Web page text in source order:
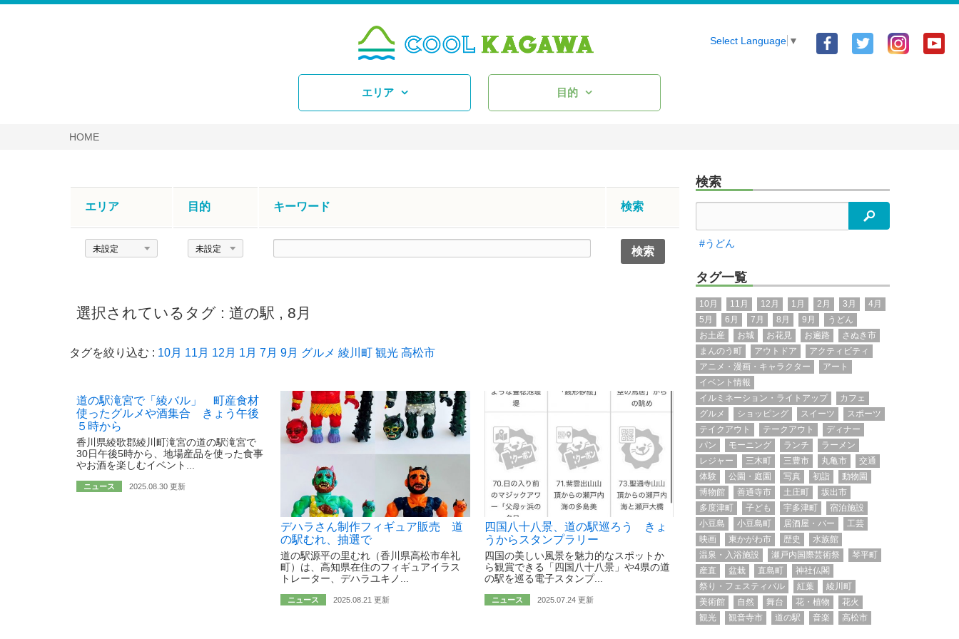
Facebook
Twitter
Select Language ▼
エリア 目的
HOME
エリア 目的 キーワード 検索
エ
目
ド
選択されているタグ : 道の駅 , 8月
タグを絞り込む : 10月 11月 12月 1月 7月 9月 グルメ 綾川町 観光 高松市
道の駅滝宮で「綾バル」 町産食材
使ったグルメや酒集合 きょう午後
５時から
香川県綾歌郡綾川町滝宮の道の駅滝宮で
30日午後5時から、地場産品を使った食事
やお酒を楽しむイベント...
ニュース 2025.08.30 更新
デハラさん制作フィギュア販売 道
の駅むれ、抽選で
道の駅源平の里むれ（香川県高松市牟礼
町）は、高知県在住のフィギュアイラス
トレーター、デハラユキノ...
ニュース 2025.08.21 更新
四国八十八景、道の駅巡ろう きょ
うからスタンプラリー
四国の美しい風景を魅力的なスポットか
ら観賞できる「四国八十八景」や4県の道
の駅を巡る電子スタンプ...
ニュース 2025.07.24 更新
検索
検索
#うどん
タグ一覧
10月 11月 12月 1月 2月 3月
4月
5月
6月 7月 8月 9月
うどん
お土産
お城 お花見 お遍路
さぬき市
まんのう町
アウトドア
アクティビティ
アニメ・漫画・キャラクター
アート
イベント情報
イルミネーション・ライトアップ
カフェ
グルメ
ショッピング スイーツ
スポーツ
テイクアウト
テークアウト
ディナー
パン
モーニング ランチ
ラーメン
レジャー
三木町 三豊市 丸亀市
交通
体験
公園・庭園 写真 初詣
動物園
博物館
善通寺市 土庄町
坂出市
多度津町
子ども 宇多津町
宿泊施設
小豆島
小豆島町 居酒屋・バー
工芸
映画
東かがわ市 歴史
水族館
温泉・入浴施設
瀬戸内国際芸術祭
琴平町
産直
盆栽 直島町
神社仏閣
祭り・フェスティバル
紅葉
綾川町
美術館
自然 舞台 花・植物
花火
観光
観音寺市 道の駅 音楽 高松市